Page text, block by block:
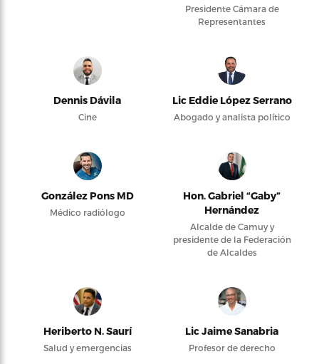
Presidente Cámara de
Representantes
Dennis Dávila
Cine
Lic Eddie López Serrano
Abogado y analista político
González Pons MD
Médico radiólogo
Hon. Gabriel “Gaby”
Hernández
Alcalde de Camuy y
presidente de la Federación
de Alcaldes
Heriberto N. Saurí
Salud y emergencias
Lic Jaime Sanabria
Profesor de derecho